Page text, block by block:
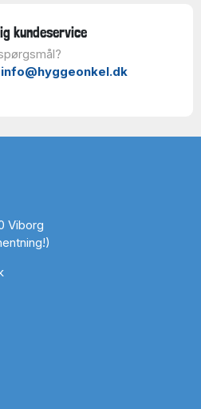
kundeservice
info@hyggeonkel.dk
Viborg